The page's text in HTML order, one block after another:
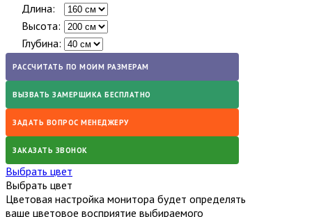
Длина:
Высота:
Глубина:
РАССЧИТАТЬ ПО МОИМ РАЗМЕРАМ
ВЫЗВАТЬ ЗАМЕРЩИКА БЕСПЛАТНО
ЗАДАТЬ ВОПРОС МЕНЕДЖЕРУ
ЗАКАЗАТЬ ЗВОНОК
Выбрать цвет
Выбрать цвет
Цветовая настройка монитора будет определять
ваше цветовое восприятие выбираемого